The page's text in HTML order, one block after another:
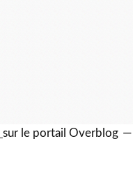
sur le portail Overblog